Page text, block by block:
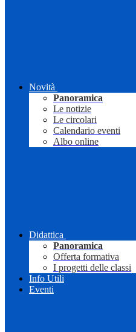
Novità
Panoramica
Le notizie
Le circolari
Calendario eventi
Albo online
Didattica
Panoramica
Offerta formativa
I progetti delle classi
Info Utili
Eventi